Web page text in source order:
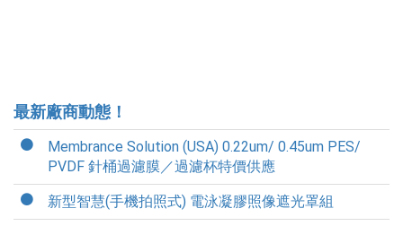
最新廠商動態！
Membrance Solution (USA) 0.22um/ 0.45um PES/
PVDF 針桶過濾膜／過濾杯特價供應
新型智慧(手機拍照式) 電泳凝膠照像遮光罩組